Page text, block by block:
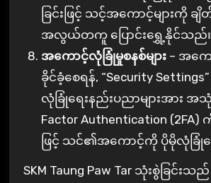
ခြင်းဖြင့် သင့်အကောင့်များကို ခ
အလွယ်တကူ ပြောင်းရွှေ့နိုင်သည်
အကောင့်လုံခြုံမှုစနစ်များ – အက
ခိုင်ခံ့စေရန်, “Security
လုံခြုံရေးနည်းပညာများအား အသုံ
Factor Authentication (2FA)
ဖြင့် သင်၏အကောင့်ကို ပိုမိုလုံခြုံ
SKM Taung Paw Tar သုံးစွဲခြင်